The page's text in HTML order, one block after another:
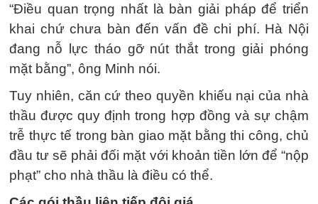
“Điều quan trọng nhất là bàn giải pháp để triển
khai chứ chưa bàn đến vấn đề chi phí. Hà Nội
đang nỗ lực tháo gỡ nút thắt trong giải phóng
mặt bằng”, ông Minh nói.
Tuy nhiên, căn cứ theo quyền khiếu nại của nhà
thầu được quy định trong hợp đồng và sự chậm
trễ thực tế trong bàn giao mặt bằng thi công, chủ
đầu tư sẽ phải đối mặt với khoản tiền lớn để “nộp
phạt” cho nhà thầu là điều có thể.